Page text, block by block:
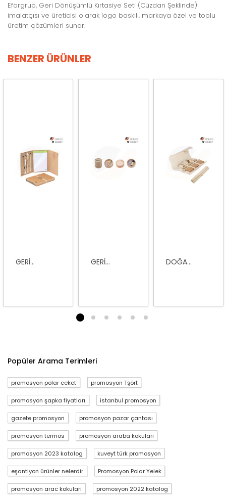
Eforgrup, Geri Dönüşümlü Kırtasiye Seti (Cüzdan Şeklinde)
imalatçısı ve üreticisi olarak logo baskılı, markaya özel ve toplu
üretim çözümleri sunar.
BENZER ÜRÜNLER
GERI... GERI... DOĞA...
2 3 4 5 6
Popüler Arama Terimleri
promosyon polar ceket promosyon Tşört
promosyon şapka fiyatları istanbul promosyon
gazete promosyon promosyon pazar çantası
promosyon termos promosyon araba kokuları
promosyon 2023 katalog kuveyt türk promosyon
eşantiyon ürünler nelerdir Promosyon Polar Yelek
promosyon arac kokulari promosyon 2022 katalog